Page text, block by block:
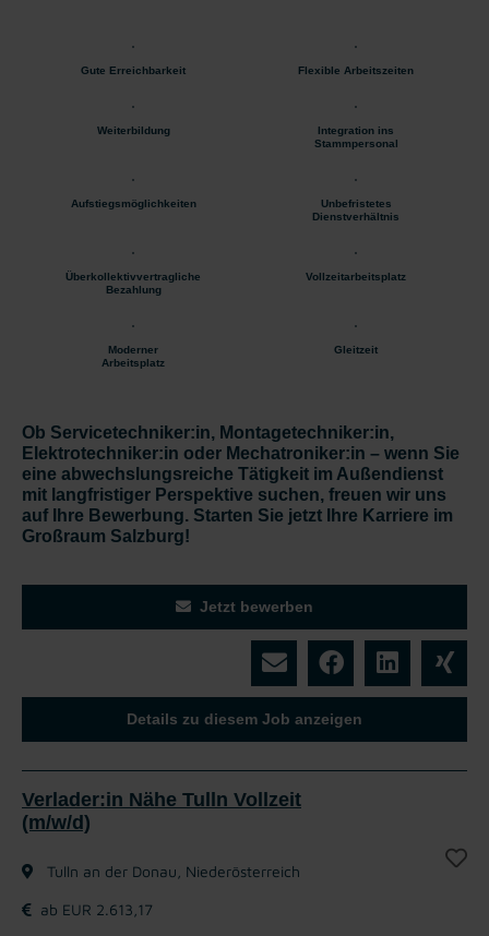
Gute Erreichbarkeit Flexible Arbeitszeiten
Weiterbildung
Integration ins
Stammpersonal
Aufstiegsmöglichkeiten
Unbefristetes
Dienstverhältnis
Überkollektivvertragliche
Bezahlung
Vollzeitarbeitsplatz
Moderner
Arbeitsplatz
Gleitzeit
Ob Servicetechniker:in, Montagetechniker:in,
Elektrotechniker:in oder Mechatroniker:in – wenn Sie
eine abwechslungsreiche Tätigkeit im Außendienst
mit langfristiger Perspektive suchen, freuen wir uns
auf Ihre Bewerbung. Starten Sie jetzt Ihre Karriere im
Großraum Salzburg!
Jetzt bewerben
Details zu diesem Job anzeigen
Verlader:in Nähe Tulln Vollzeit
(m/w/d)
Tulln an der Donau, Niederösterreich
ab EUR 2.613,17